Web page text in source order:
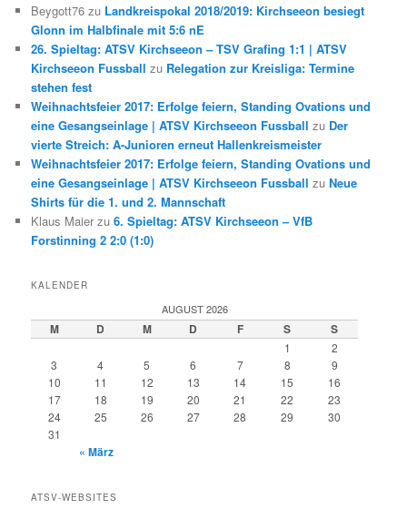
Beygott76 zu Landkreispokal 2018/2019: Kirchseeon besiegt
Glonn im Halbfinale mit 5:6 nE
26. Spieltag: ATSV Kirchseeon – TSV Grafing 1:1 | ATSV
Kirchseeon Fussball zu Relegation zur Kreisliga: Termine
stehen fest
Weihnachtsfeier 2017: Erfolge feiern, Standing Ovations und
eine Gesangseinlage | ATSV Kirchseeon Fussball zu Der
vierte Streich: A-Junioren erneut Hallenkreismeister
Weihnachtsfeier 2017: Erfolge feiern, Standing Ovations und
eine Gesangseinlage | ATSV Kirchseeon Fussball zuNeue
Shirts für die 1. und 2. Mannschaft
Klaus Maier zu6. Spieltag: ATSV Kirchseeon – VfB
Forstinning 2 2:0 (1:0)
KALENDER
AUGUST 2026
M D M D F S S
1
2
3
4 5 6 7 8
9
10
11 12 13 14 15
16
17
18 19 20 21 22
23
24
25 26 27 28 29
30
31
« März
ATSV-WEBSITES